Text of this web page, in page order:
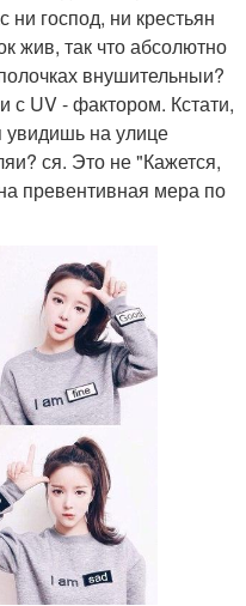
господ, ни крестьян
жив, так что абсолютно
внушительныи?
с UV - фактором. Кстати,
увидишь на улице
ся. Это не "Кажется,
превентивная мера по